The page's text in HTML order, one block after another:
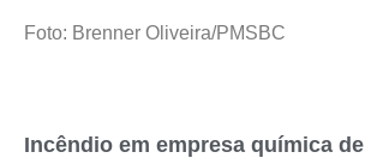
Foto: Brenner Oliveira/PMSBC
Incêndio em empresa química de